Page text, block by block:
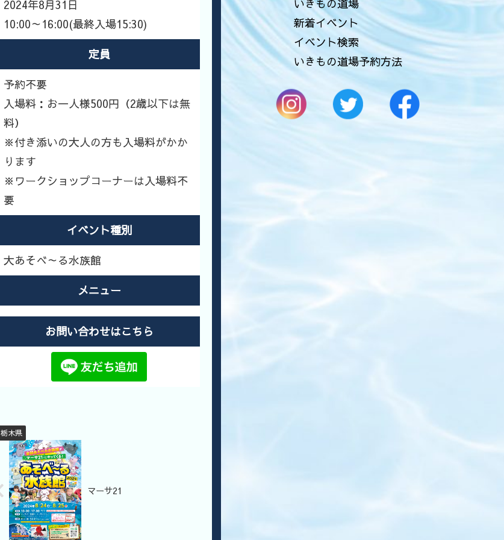
いきもの道場
新着イベント
イベント検索
いきもの道場予約方法
2024年8月31日
10:00～16:00(最終入場15:30)
定員
予約不要
入場料：お一人様500円（2歳以下は無
料）
※付き添いの大人の方も入場料がかか
ります
※ワークショップコーナーは入場料不
要
イベント種別
大あそべ～る水族館
メニュー
お問い合わせはこちら
栃木県
マーサ21